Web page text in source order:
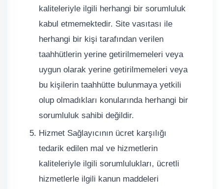
kaliteleriyle ilgili herhangi bir sorumluluk
kabul etmemektedir. Site vasıtası ile
herhangi bir kişi tarafından verilen
taahhütlerin yerine getirilmemeleri veya
uygun olarak yerine getirilmemeleri veya
bu kişilerin taahhütte bulunmaya yetkili
olup olmadıkları konularında herhangi bir
sorumluluk sahibi değildir.
Hizmet Sağlayıcının ücret karşılığı
tedarik edilen mal ve hizmetlerin
kaliteleriyle ilgili sorumlulukları, ücretli
hizmetlerle ilgili kanun maddeleri